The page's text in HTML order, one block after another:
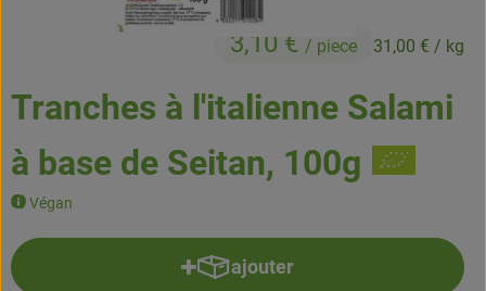
Tranches à l'italienne Salami
à base de Seitan, 100g
Végan
3,10 € / piece 31,00 € / kg
ajouter
Ajouter le produit au panier